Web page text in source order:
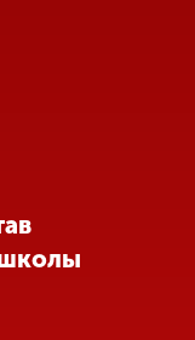
школы